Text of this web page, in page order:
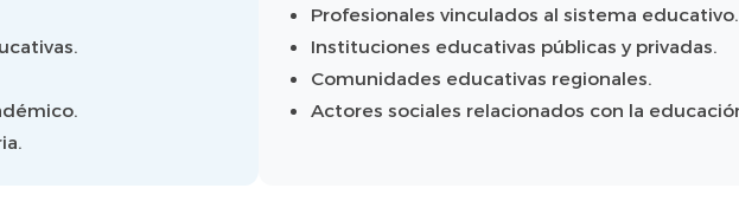
Profesionales vinculados al sistema educativo.
Instituciones educativas públicas y privadas.
Comunidades educativas regionales.
Actores sociales relacionados con la